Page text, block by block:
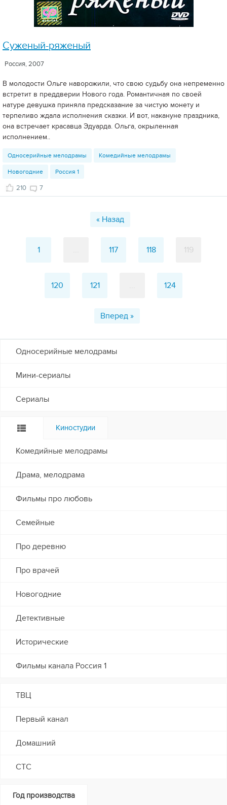
Суженый-ряженый
Россия, 2007
В молодости Ольге наворожили, что свою судьбу она непременно
встретит в преддверии Нового года. Романтичная по своей
натуре девушка приняла предсказание за чистую монету и
терпеливо ждала исполнения сказки. И вот, накануне праздника,
она встречает красавца Эдуарда. Ольга, окрыленная
исполнением..
Односерийные мелодрамы Комедийные мелодрамы
Новогодние Россия 1
210 7
« Назад
1 117 118 119
120 121 124
Вперед »
Односерийные мелодрамы
Мини-сериалы
Сериалы
Киностудии
Комедийные мелодрамы
Драма, мелодрама
Фильмы про любовь
Семейные
Про деревню
Про врачей
Новогодние
Детективные
Исторические
Фильмы канала Россия 1
ТВЦ
Первый канал
Домашний
СТС
Год производства